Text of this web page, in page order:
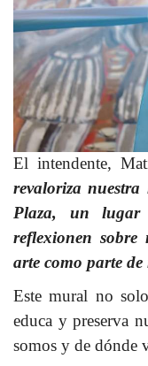
El intendente,
revaloriza nuestra
Plaza, un lugar
reflexionen sobre
arte como parte
Este mural no
educa y preserva
somos y de dónde